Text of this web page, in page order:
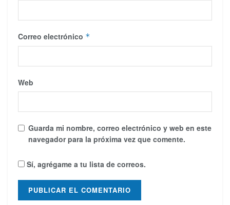
Correo electrónico *
Web
Guarda mi nombre, correo electrónico y web en este
navegador para la próxima vez que comente.
Sí, agrégame a tu lista de correos.